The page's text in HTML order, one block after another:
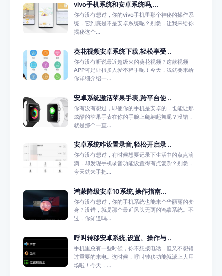
vivo手机系统和安卓系统吗,...
你有没有想过，你的vivo手机里那个神秘的操作系
统，它到底是不是安卓系统呢？别急，让我来给你
揭秘这个...
葵花视频安卓系统下载,轻松享受...
你有没有听说最近超级火的葵花视频？这款视频
APP可是让很多人爱不释手呢！今天，我就要来给
你详细介绍一...
安卓系统激活苹果手表,跨平台使...
你有没有想过，即使你的手机是安卓的，也能让那
炫酷的苹果手表在你的手腕上翩翩起舞呢？没错，
就是那个一直...
安卓系统咋设置录音,轻松开启录...
你有没有想过，有时候想要记录下生活中的点点滴
滴，却发现手机录音功能设置得有点复杂？别急，
今天就来手把...
鸿蒙降级安卓10系统,操作指南...
你有没有想过，你的手机系统也能来个华丽丽的变
身？没错，就是那个最近风头无两的鸿蒙系统。不
过，你知道吗...
呼叫转移安卓系统,设置、操作与...
手机里总有一些时候，你不想接电话，但又不想错
过重要的来电。这时候，呼叫转移功能就派上大用
场啦！今天，...